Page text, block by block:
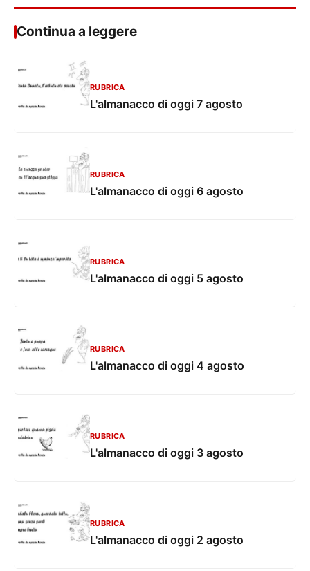
Continua a leggere
RUBRICA
L'almanacco di oggi 7 agosto
RUBRICA
L'almanacco di oggi 6 agosto
RUBRICA
L'almanacco di oggi 5 agosto
RUBRICA
L'almanacco di oggi 4 agosto
RUBRICA
L'almanacco di oggi 3 agosto
RUBRICA
L'almanacco di oggi 2 agosto